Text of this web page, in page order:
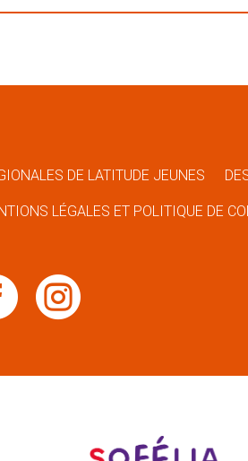
DE LATITUDE JEUNES
LÉGALES ET POLITIQUE DE
